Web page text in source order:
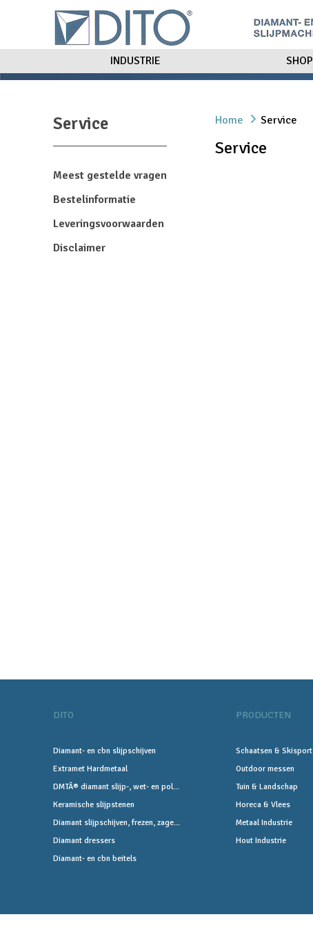
INDUSTRIE SHOP
Service
Meest gestelde vragen
Bestelinformatie
Leveringsvoorwaarden
Disclaimer
Home Service
Service
DITO
Diamant- en cbn slijpschijven
Extramet Hardmetaal
DMTÂ® diamant slijp-, wet- en pol...
Keramische slijpstenen
Diamant slijpschijven, frezen, zage...
Diamant dressers
Diamant- en cbn beitels
PRODUCTEN
Schaatsen & Skisport
Outdoor messen
Tuin & Landschap
Horeca & Vlees
Metaal Industrie
Hout Industrie